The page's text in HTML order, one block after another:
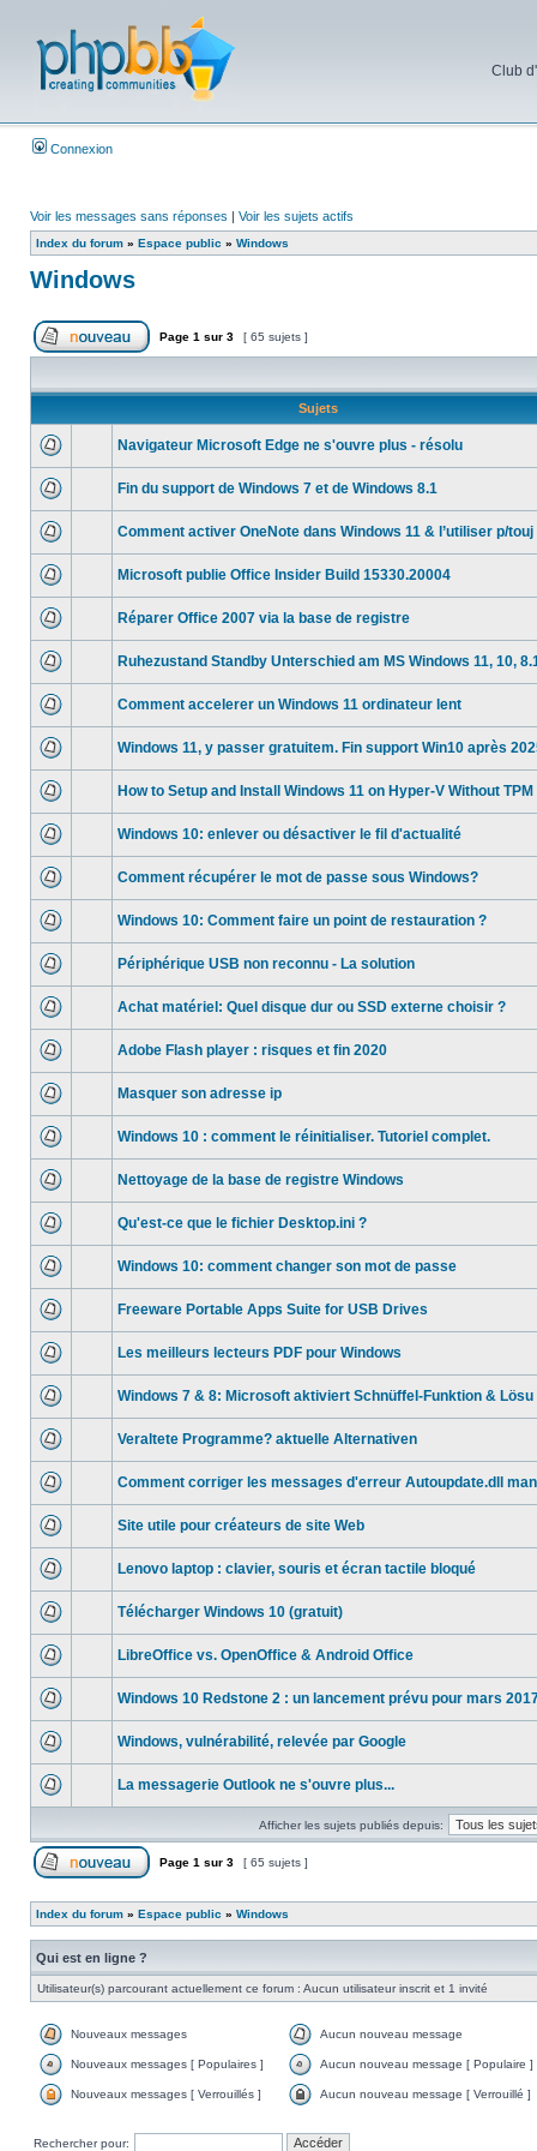
Club
Connexion
Voir les messages sans réponses | Voir les sujets actifs
Index du forum » Espace public » Windows
Windows
Page 1 sur 3 [ 65 sujets ]
Sujets
Navigateur Microsoft Edge ne s'ouvre plus - résolu
Fin du support de Windows 7 et de Windows 8.1
Comment activer OneNote dans Windows 11 & l’utiliser p/touj
Microsoft publie Office Insider Build 15330.20004
Réparer Office 2007 via la base de registre
Ruhezustand Standby Unterschied am MS Windows 11, 10,
Comment accelerer un Windows 11 ordinateur lent
Windows 11, y passer gratuitem. Fin support Win10 après
How to Setup and Install Windows 11 on Hyper-V Without TPM
Windows 10: enlever ou désactiver le fil d'actualité
Comment récupérer le mot de passe sous Windows?
Windows 10: Comment faire un point de restauration ?
Périphérique USB non reconnu - La solution
Achat matériel: Quel disque dur ou SSD externe choisir ?
Adobe Flash player : risques et fin 2020
Masquer son adresse ip
Windows 10 : comment le réinitialiser. Tutoriel complet.
Nettoyage de la base de registre Windows
Qu'est-ce que le fichier Desktop.ini ?
Windows 10: comment changer son mot de passe
Freeware Portable Apps Suite for USB Drives
Les meilleurs lecteurs PDF pour Windows
Windows 7 & 8: Microsoft aktiviert Schnüffel-Funktion & Lösu
Veraltete Programme? aktuelle Alternativen
Comment corriger les messages d'erreur Autoupdate.dll
Site utile pour créateurs de site Web
Lenovo laptop : clavier, souris et écran tactile bloqué
Télécharger Windows 10 (gratuit)
LibreOffice vs. OpenOffice & Android Office
Windows 10 Redstone 2 : un lancement prévu pour mars
Windows, vulnérabilité, relevée par Google
La messagerie Outlook ne s'ouvre plus...
Afficher les sujets publiés depuis:
Page 1 sur 3 [ 65 sujets ]
Index du forum » Espace public » Windows
Qui est en ligne ?
Utilisateur(s) parcourant actuellement ce forum : Aucun utilisateur inscrit et 1 invité
Nouveaux messages Aucun nouveau message
Nouveaux messages [ Populaires ] Aucun nouveau message [ Populaire ]
Nouveaux messages [ Verrouillés ] Aucun nouveau message [ Verrouillé ]
Rechercher pour: